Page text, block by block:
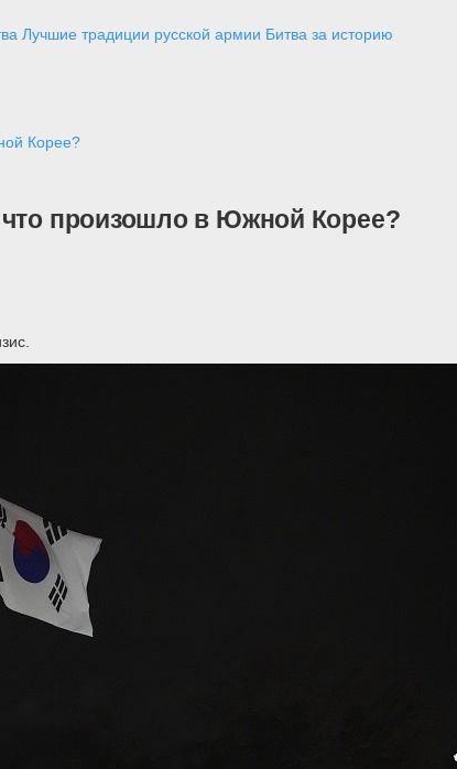
Лучшие традиции русской армии Битва за историю
Корее?
произошло в Южной Корее?